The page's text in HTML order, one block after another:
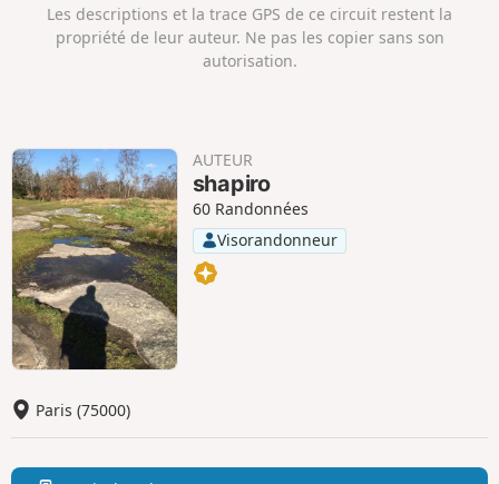
s
i
g
a
t
i
Les descriptions et la trace GPS de ce circuit restent la
propriété de leur auteur. Ne pas les copier sans son
autorisation.
AUTEUR
shapiro
60 Randonnées
Visorandonneur
Paris (75000)